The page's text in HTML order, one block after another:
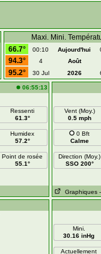
Maxi. Mini.
66.7°
00:10 Aujourd'hui
94.3°
4 Août
95.2°
30 Jul 2026
06:55:13
Ressenti
61.3°
Humidex
57.2°
Point de rosée
55.1°
Vent (Moy.)
0.5 mph
0 Bft
Calme
Direction (Moy.)
SSO 200°
Graphiques
Mini.
30.16 inHg
Actuellement